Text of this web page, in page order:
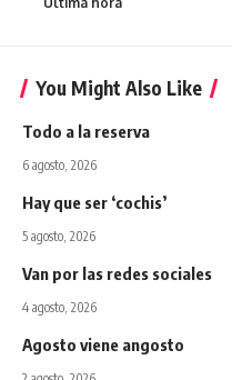
You Might Also Like
Todo a la reserva
6 agosto, 2026
Hay que ser ‘cochis’
5 agosto, 2026
Van por las redes sociales
4 agosto, 2026
Agosto viene angosto